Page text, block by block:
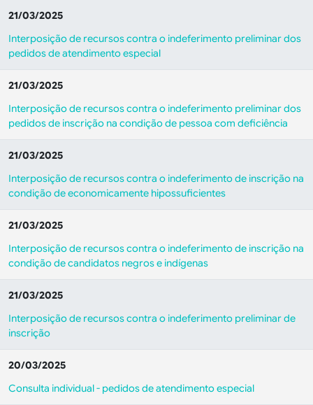
21/03/2025
Interposição de recursos contra o indeferimento preliminar dos
pedidos de atendimento especial
21/03/2025
Interposição de recursos contra o indeferimento preliminar dos
pedidos de inscrição na condição de pessoa com deficiência
21/03/2025
Interposição de recursos contra o indeferimento de inscrição na
condição de economicamente hipossuficientes
21/03/2025
Interposição de recursos contra o indeferimento de inscrição na
condição de candidatos negros e indígenas
21/03/2025
Interposição de recursos contra o indeferimento preliminar de
inscrição
20/03/2025
Consulta individual - pedidos de atendimento especial